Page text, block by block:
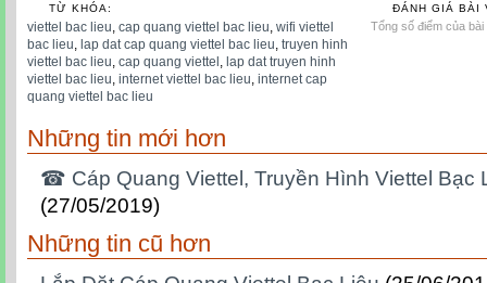
TỪ KHÓA:
viettel bac lieu cap quang viettel bac lieu wifi viettel
bac lieu lap dat cap quang viettel bac lieu truyen hinh
viettel bac lieu cap quang viettel lap dat truyen hinh
viettel bac lieu internet viettel bac lieu internet cap
quang viettel bac lieu
ĐÁNH GIÁ BÀI
Tổng số điểm của
Những tin mới hơn
☎ Cáp Quang Viettel, Truyền Hình Viettel Bạc
(27/05/2019)
Những tin cũ hơn